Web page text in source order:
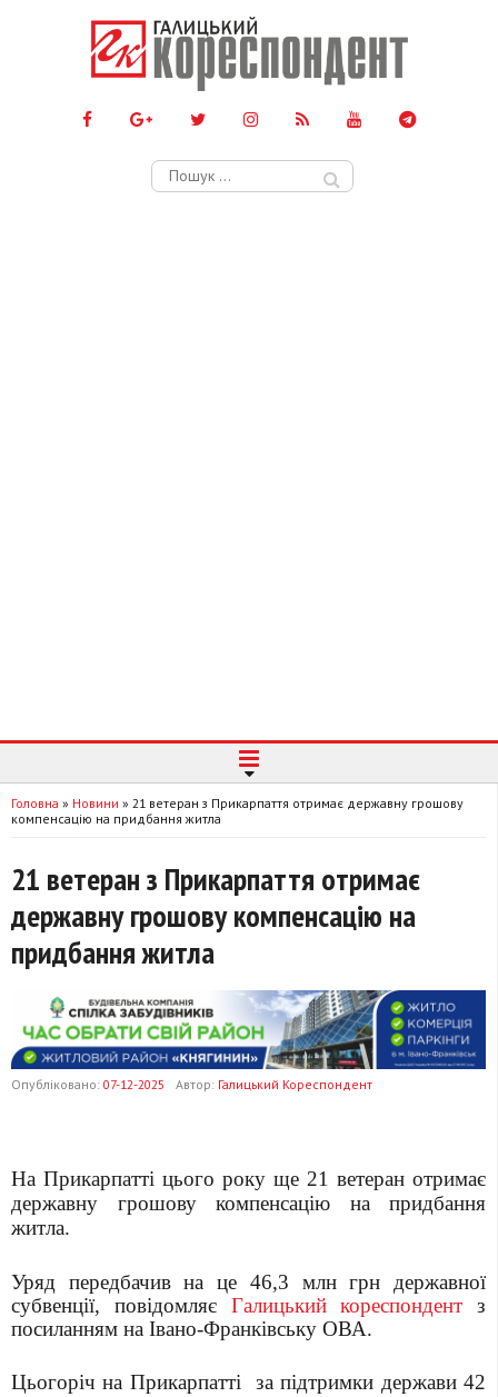
Пошук:
Головна » Новини » 21 ветеран з Прикарпаття отримає державну грошову
компенсацію на придбання житла
21 ветеран з Прикарпаття отримає
державну грошову компенсацію на
придбання житла
Опубліковано: 07-12-2025 Автор: Галицький Кореспондент
На Прикарпатті цього року ще 21 ветеран отримає
державну грошову компенсацію на придбання
житла.
Уряд передбачив на це 46,3 млн грн державної
субвенції, повідомляє Галицький кореспондент з
посиланням на Івано-Франківську ОВА.
Цьогоріч на Прикарпатті
за підтримки держави 42